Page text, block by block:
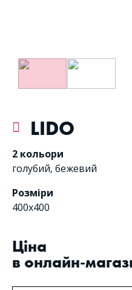
LIDO
2 кольори
голубий, бежевий
Розміри
400х400
Цiна
в онлайн-